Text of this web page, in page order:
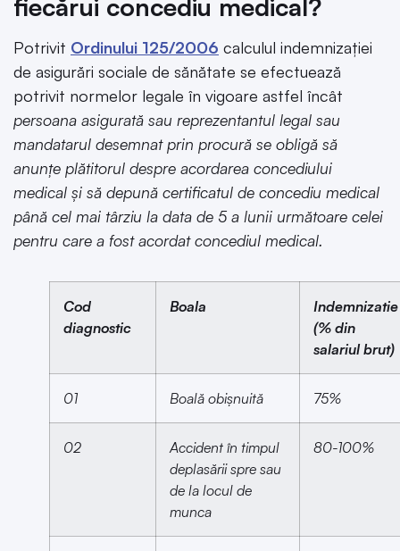
fiecărui concediu medical?
Potrivit Ordinului 125/2006 calculul indemnizației
de asigurări sociale de sănătate se efectuează
potrivit normelor legale în vigoare astfel încât
persoana asigurată sau reprezentantul legal sau
mandatarul desemnat prin procură se obligă să
anunțe plătitorul despre acordarea concediului
medical și să depună certificatul de concediu medical
până cel mai târziu la data de 5 a lunii următoare celei
pentru care a fost acordat concediul medical.
Cod
diagnostic
Boala
Indemnizatie
(% din
salariul brut)
01 Boală obișnuită 75%
02
Accident în timpul
deplasării spre sau
de la locul de
munca
80-100%